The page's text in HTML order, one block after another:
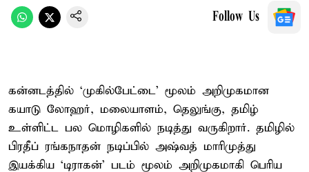
Follow Us
கன்னடத்தில் ‘முகில்பேட்டை’ மூலம் அறிமுகமான
கயாடு லோஹர், மலையாளம், தெலுங்கு, தமிழ்
உள்ளிட்ட பல மொழிகளில் நடித்து வருகிறார். தமிழில்
பிரதீப் ரங்கநாதன் நடிப்பில் அஷ்வத் மாரிமுத்து
இயக்கிய ‘டிராகன்’ படம் மூலம் அறிமுகமாகி பெரிய